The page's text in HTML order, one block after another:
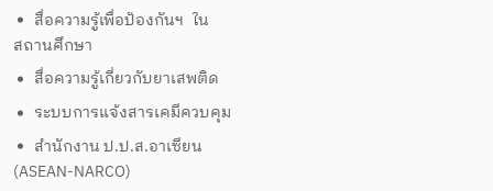
สื่อความรู้เพื่อป้องกันฯ ใน
สถานศึกษา
สื่อความรู้เกี่ยวกับยาเสพติด
ระบบการแจ้งสารเคมีควบคุม
สำนักงาน ป.ป.ส.อาเซียน
(ASEAN-NARCO)